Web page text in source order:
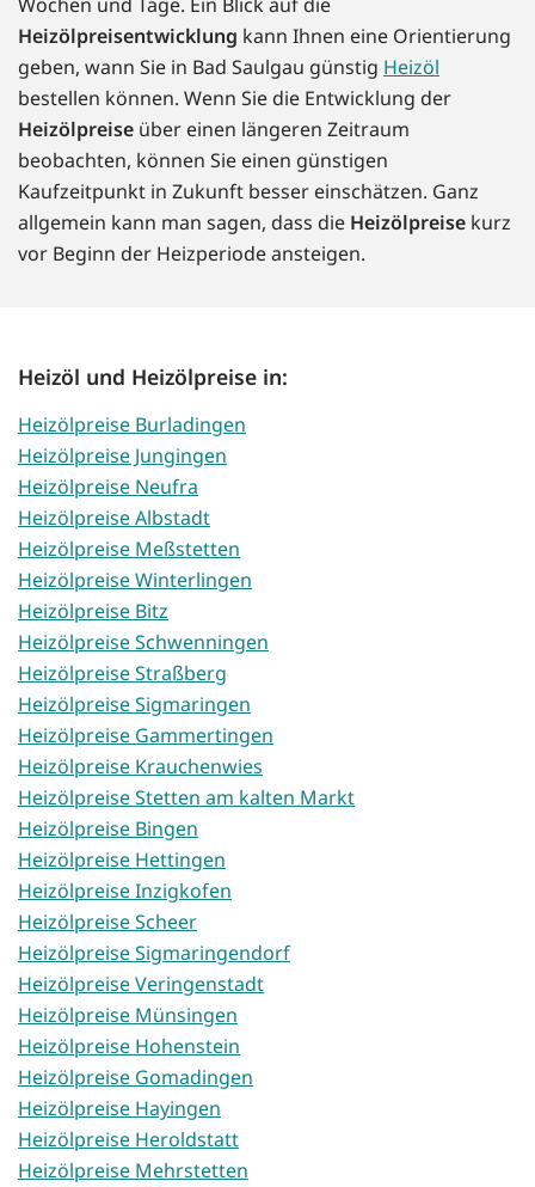
Heizölpreisentwicklung kann Ihnen eine Orientierung
geben, wann Sie in Bad Saulgau günstig Heizöl
bestellen können. Wenn Sie die Entwicklung der
Heizölpreise über einen längeren Zeitraum
beobachten, können Sie einen günstigen
Kaufzeitpunkt in Zukunft besser einschätzen. Ganz
allgemein kann man sagen, dass die Heizölpreise kurz
vor Beginn der Heizperiode ansteigen.
Heizöl und Heizölpreise in:
Heizölpreise Burladingen
Heizölpreise Jungingen
Heizölpreise Neufra
Heizölpreise Albstadt
Heizölpreise Meßstetten
Heizölpreise Winterlingen
Heizölpreise Bitz
Heizölpreise Schwenningen
Heizölpreise Straßberg
Heizölpreise Sigmaringen
Heizölpreise Gammertingen
Heizölpreise Krauchenwies
Heizölpreise Stetten am kalten Markt
Heizölpreise Bingen
Heizölpreise Hettingen
Heizölpreise Inzigkofen
Heizölpreise Scheer
Heizölpreise Sigmaringendorf
Heizölpreise Veringenstadt
Heizölpreise Münsingen
Heizölpreise Hohenstein
Heizölpreise Gomadingen
Heizölpreise Hayingen
Heizölpreise Heroldstatt
Heizölpreise Mehrstetten